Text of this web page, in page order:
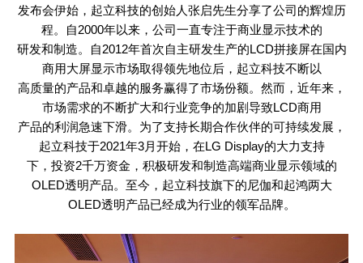
发布会伊始，起立科技的创始人张启先生分享了公司的辉煌历
程。自2000年以来，公司一直专注于商业显示技术的
研发和制造。自2012年首次自主研发生产的LCD拼接屏在国内
商用大屏显示市场取得领先地位后，起立科技不断以
高质量的产品和卓越的服务赢得了市场份额。然而，近年来，
市场需求的不断扩大和行业竞争的加剧导致LCD商用
产品的利润急速下滑。为了支持长期合作伙伴的可持续发展，
起立科技于2021年3月开始，在LG Display的大力支持
下，投资2千万资金，积极研发和制造高端商业显示领域的
OLED透明产品。至今，起立科技旗下的尼伽和起鸿两大
OLED透明产品已经成为行业的领军品牌。